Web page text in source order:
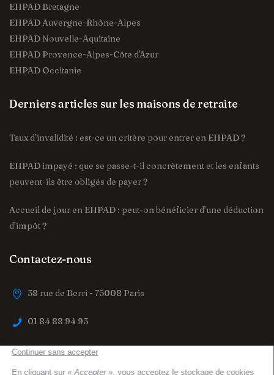
EHPAD Bretagne
EHPAD Auvergne-Rhône-Alpes
EHPAD Nouvelle-Aquitaine
EHPAD Provence-Alpes-Côte d'Azur
EHPAD Occitanie
Derniers articles sur les maisons de retraite
Taux d’invalidité : est-ce un critère pour entrer en EHPAD ?
EHPAD impayé : que se passe-t-il concrètement et les enfants
peuvent-ils être obligés de payer ?
Accueil de jour en EHPAD : peut-on bénéficier d’une déduction
d’impôt ?
Contactez-nous
38 rue de Berri - 75008 Paris
01 84 88 94 93
contact@trouver-maison-de-retraite.fr